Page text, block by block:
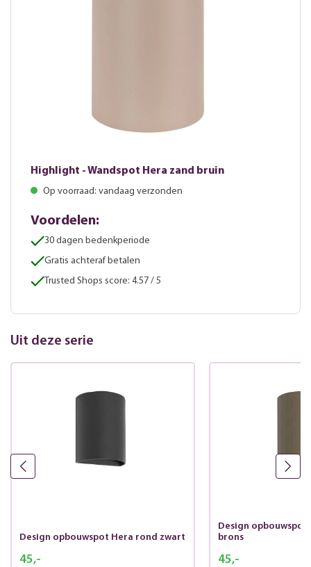
Highlight - Wandspot Hera zand bruin
Op voorraad: vandaag verzonden
Voordelen:
30 dagen bedenkperiode
Gratis achteraf betalen
Trusted Shops score: 4.57 / 5
Uit deze serie
Design opbouwspot Hera rond zwart
45,-
Design
brons
45,-